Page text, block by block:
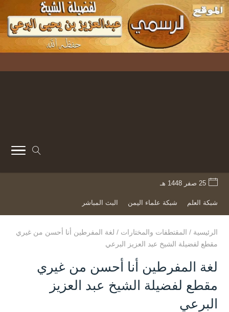
25 صفر 1448 هـ
شبكة العلم شبكة علماء اليمن البث المباشر
الرئيسية / المقتطفات والمختارات / لغة المفرطين أنا أحسن من غيري
مقطع لفضيلة الشيخ عبد العزيز البرعي
لغة المفرطين أنا أحسن من غيري
مقطع لفضيلة الشيخ عبد العزيز
البرعي